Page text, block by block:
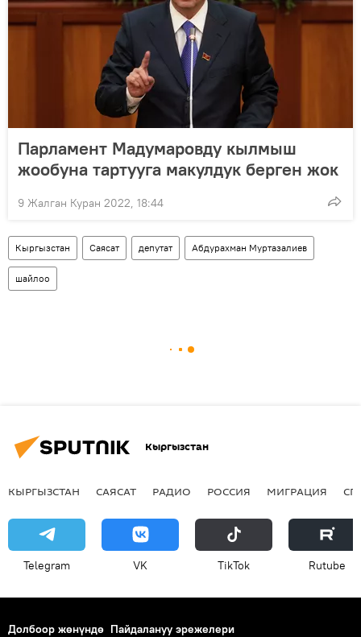
Парламент Мадумаровду кылмыш
жообуна тартууга макулдук берген жок
9 Жалган Куран 2022, 18:44
Кыргызстан Саясат депутат Абдурахман Муртазалиев
шайлоо
Кыргызстан
КЫРГЫЗСТАН САЯСАТ РАДИО РОССИЯ МИГРАЦИЯ
Telegram VK ТikТоk Rutube
Долбоор жөнүндө Пайдалануу эрежелери